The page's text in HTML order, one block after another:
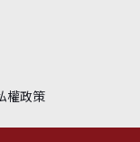
權政策